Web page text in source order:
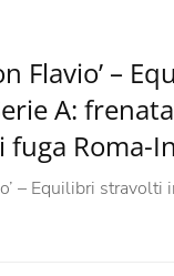
Flavio’ –
A:
fuga Roma-
– Equilibri stravolti